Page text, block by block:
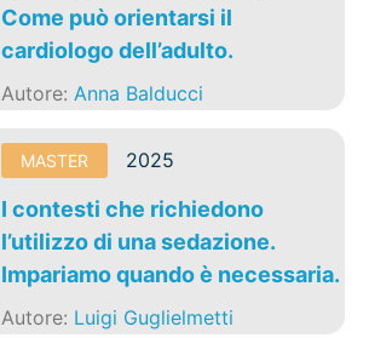
Come può orientarsi il
cardiologo dell’adulto.
Autore:Anna Balducci
MASTER 2025
I contesti che richiedono
l’utilizzo di una sedazione.
Impariamo quando è necessaria.
Autore: Luigi Guglielmetti